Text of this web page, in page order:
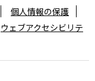
個人情報の保護
ウェブアクセシビリテ